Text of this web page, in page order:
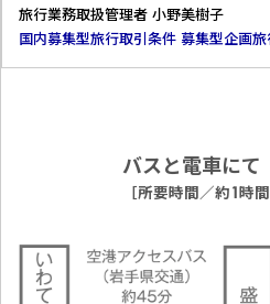
旅行業務取扱管理者 小野美樹子
国内募集型旅行取引条件 募集型企画
バスと電車にて
［所要時間／約1時間